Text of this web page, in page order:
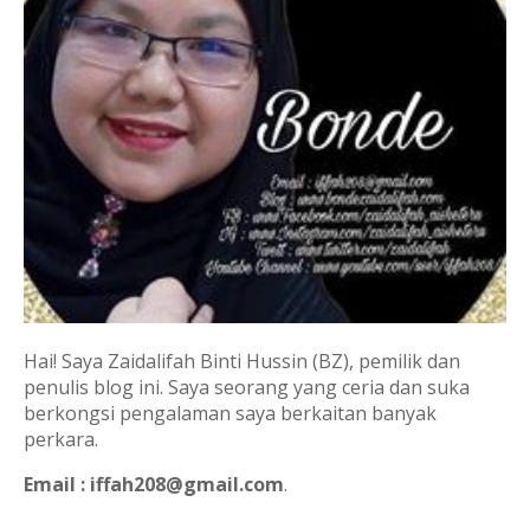
Hai! Saya Zaidalifah Binti Hussin (BZ), pemilik dan
penulis blog ini. Saya seorang yang ceria dan suka
berkongsi pengalaman saya berkaitan banyak
perkara.
Email : iffah208@gmail.com.